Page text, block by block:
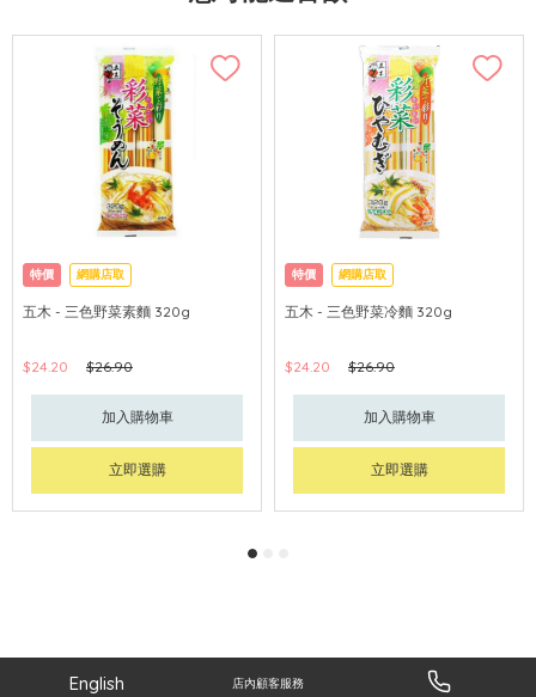
特價 網購店取
五木 - 三色野菜素麵 320g
$24.20 $26.90
加入購物車
立即選購
特價 網購店取
五木 - 三色野菜冷麵 320g
$24.20 $26.90
加入購物車
立即選購
English 店內顧客服務